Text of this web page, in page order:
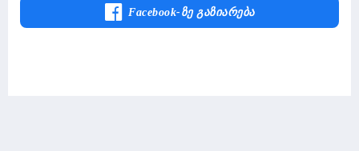
Facebook-Ზე Გაზიარება